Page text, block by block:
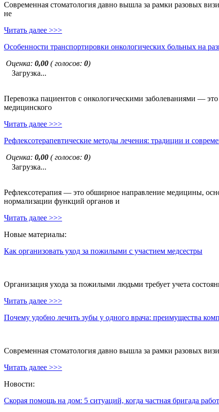
Современная стоматология давно вышла за рамки разовых
не
Читать далее >>>
Особенности транспортировки онкологических больных на
Оценка: 0,00 ( голосов: 0)
Загрузка...
Перевозка пациентов с онкологическими заболеваниями —
медицинского
Читать далее >>>
Рефлексотерапевтические методы лечения: традиции и
Оценка: 0,00 ( голосов: 0)
Загрузка...
Рефлексотерапия — это обширное направление медицины,
нормализации функций органов и
Читать далее >>>
Новые материалы:
Как организовать уход за пожилыми с участием медсестры
Организация ухода за пожилыми людьми требует учета
Читать далее >>>
Почему удобно лечить зубы у одного врача: преимущества
Современная стоматология давно вышла за рамки разовых
Читать далее >>>
Новости:
Скорая помощь на дом: 5 ситуаций, когда частная бригада